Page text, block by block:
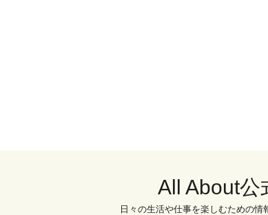
All About公
日々の生活や仕事を楽しむための情